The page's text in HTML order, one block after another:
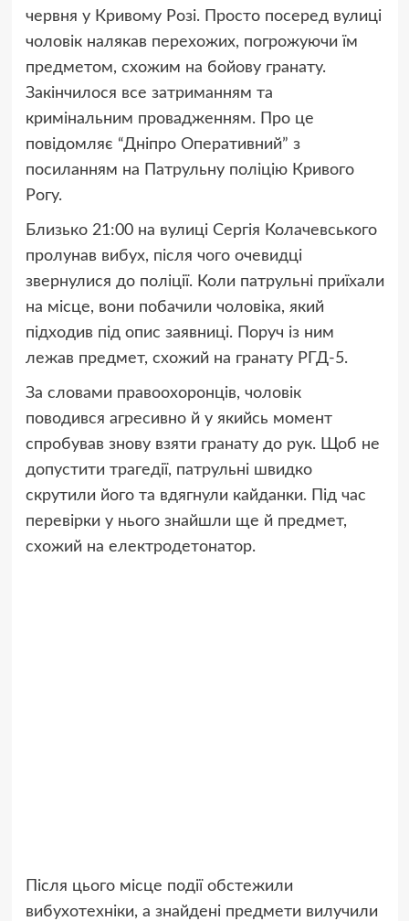
червня у Кривому Розі. Просто посеред вулиці
чоловік налякав перехожих, погрожуючи їм
предметом, схожим на бойову гранату.
Закінчилося все затриманням та
кримінальним провадженням. Про це
повідомляє “Дніпро Оперативний” з
посиланням на Патрульну поліцію Кривого
Рогу.
Близько 21:00 на вулиці Сергія Колачевського
пролунав вибух, після чого очевидці
звернулися до поліції. Коли патрульні приїхали
на місце, вони побачили чоловіка, який
підходив під опис заявниці. Поруч із ним
лежав предмет, схожий на гранату РГД-5.
За словами правоохоронців, чоловік
поводився агресивно й у якийсь момент
спробував знову взяти гранату до рук. Щоб не
допустити трагедії, патрульні швидко
скрутили його та вдягнули кайданки. Під час
перевірки у нього знайшли ще й предмет,
схожий на електродетонатор.
Після цього місце події обстежили
вибухотехніки, а знайдені предмети вилучили